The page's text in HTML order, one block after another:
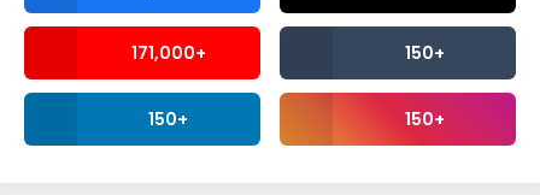
171,000+ 150+
150+ 150+